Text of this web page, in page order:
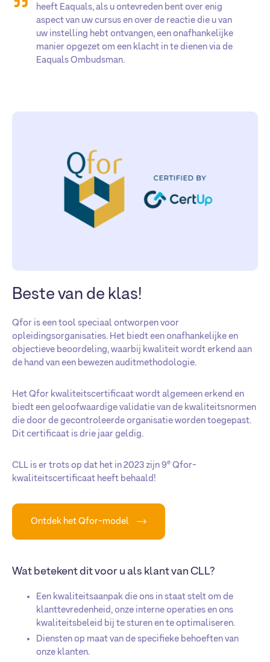
heeft Eaquals, als u ontevreden bent over enig
aspect van uw cursus en over de reactie die u van
uw instelling hebt ontvangen, een onafhankelijke
manier opgezet om een klacht in te dienen via de
Eaquals Ombudsman.
Beste van de klas!
Qfor is een tool speciaal ontworpen voor
opleidingsorganisaties. Het biedt een onafhankelijke en
objectieve beoordeling, waarbij kwaliteit wordt erkend aan
de hand van een bewezen auditmethodologie.
Het Qfor kwaliteitscertificaat wordt algemeen erkend en
biedt een geloofwaardige validatie van de kwaliteitsnormen
die door de gecontroleerde organisatie worden toegepast.
Dit certificaat is drie jaar geldig.
CLL is er trots op dat het in 2023 zijn 9e Qfor-
kwaliteitscertificaat heeft behaald!
Ontdek het Qfor-model
Wat betekent dit voor u als klant van CLL?
Een kwaliteitsaanpak die ons in staat stelt om de
klanttevredenheid, onze interne operaties en ons
kwaliteitsbeleid bij te sturen en te optimaliseren.
Diensten op maat van de specifieke behoeften van
onze klanten.